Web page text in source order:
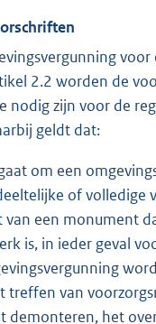
voor
2.2 worden de
nodig zijn voor de
geldt dat:
om een
of volledige
van een monument
is, in ieder geval
treffen van
demonteren, het